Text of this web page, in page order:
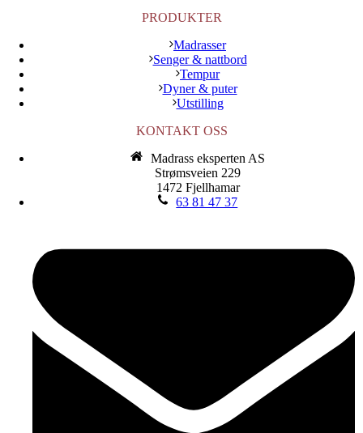
PRODUKTER
Madrasser
Senger & nattbord
Tempur
Dyner & puter
Utstilling
KONTAKT OSS
Madrass eksperten AS
Strømsveien 229
1472 Fjellhamar
63 81 47 37